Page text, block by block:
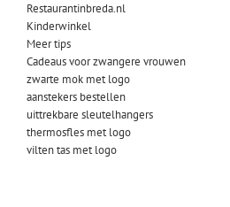
Restaurantinbreda.nl
Kinderwinkel
Meer tips
Cadeaus voor zwangere vrouwen
zwarte mok met logo
aanstekers bestellen
uittrekbare sleutelhangers
thermosfles met logo
vilten tas met logo